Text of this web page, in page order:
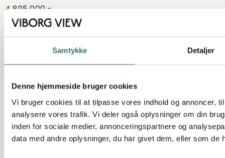
Samtykke Detaljer
Denne hjemmeside bruger cookies
Vi bruger cookies til at tilpasse vores indhold og annoncer,
analysere vores trafik. Vi deler også oplysninger om din
inden for sociale medier, annonceringspartnere og
data med andre oplysninger, du har givet dem, eller som de
4.895.000,-
3 værelser
153 kvm
SE LEJLIGHEDEN